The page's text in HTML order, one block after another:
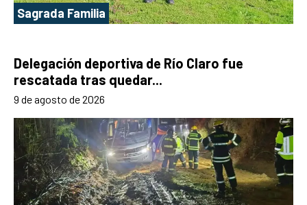
Sagrada Familia
Delegación deportiva de Río Claro fue
rescatada tras quedar...
9 de agosto de 2026